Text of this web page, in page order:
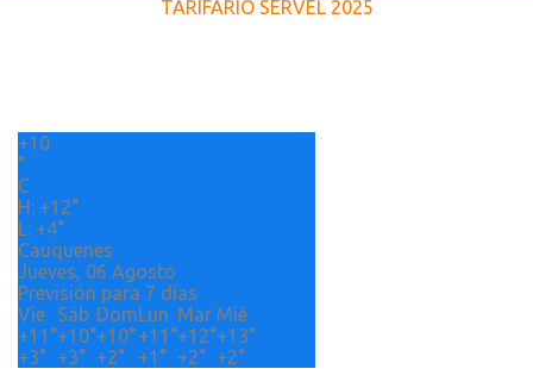
i
s
TARIFARIO SERVEL 2025
+10
°
C
H: +12°
L: +4°
Cauquenes
Jueves, 06 Agosto
Previsión para 7 días
Vie
Sáb DomLun Mar Mié
+11°+10°+10°+11°+12°+13°
+3° +3° +2° +1° +2° +2°